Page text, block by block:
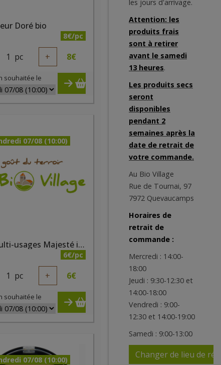
Doré bio
8€/pc
1 pc + 8€
souhaitée le
07/08 (10:00)
Fard multi-usages Majesté irisé bio
6€/pc
1 pc + 6€
souhaitée le
07/08 (10:00)
les jours d'arrivage.
Attention: les
produits frais
sont à retirer
avant le samedi
13 heures.
Les produits secs
seront
disponibles
pendant 2
semaines après la
date de retrait de
votre commande.
Au Bio Village
Rue de Tournai, 97
7972 Quevaucamps
Horaires de
retrait de
commande :
Mercredi : 14:00-
18:00
Jeudi : 9:30-12:30 et
14:00-18:00
Vendredi : 9:00-
12:30 et 14:00-19:00
Samedi : 9:00-13:00
Changer de lieu de